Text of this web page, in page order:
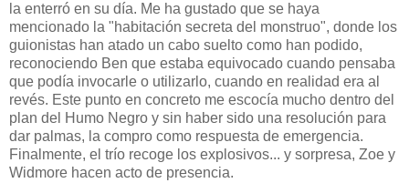
la enterró en su día. Me ha gustado que se haya
mencionado la "habitación secreta del monstruo", donde los
guionistas han atado un cabo suelto como han podido,
reconociendo Ben que estaba equivocado cuando pensaba
que podía invocarle o utilizarlo, cuando en realidad era al
revés. Este punto en concreto me escocía mucho dentro del
plan del Humo Negro y sin haber sido una resolución para
dar palmas, la compro como respuesta de emergencia.
Finalmente, el trío recoge los explosivos... y sorpresa, Zoe y
Widmore hacen acto de presencia.